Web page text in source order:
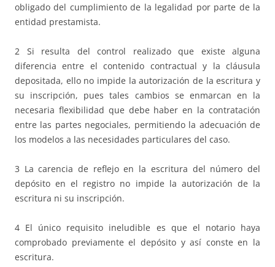
obligado del cumplimiento de la legalidad por parte de la
entidad prestamista.
2 Si resulta del control realizado que existe alguna
diferencia entre el contenido contractual y la cláusula
depositada, ello no impide la autorización de la escritura y
su inscripción, pues tales cambios se enmarcan en la
necesaria flexibilidad que debe haber en la contratación
entre las partes negociales, permitiendo la adecuación de
los modelos a las necesidades particulares del caso.
3 La carencia de reflejo en la escritura del número del
depósito en el registro no impide la autorización de la
escritura ni su inscripción.
4 El único requisito ineludible es que el notario haya
comprobado previamente el depósito y así conste en la
escritura.